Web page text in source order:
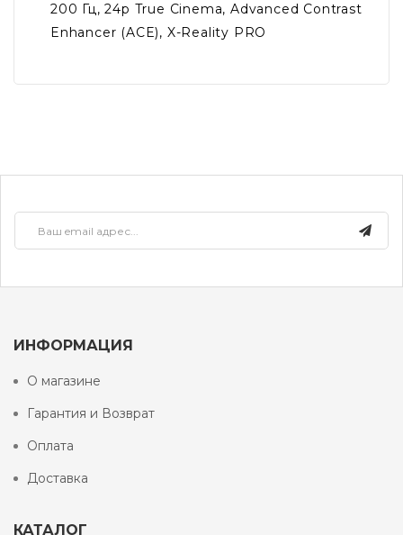
200 Гц, 24p True Cinema, Advanced Contrast
Enhancer (ACE), X-Reality PRO
ИНФОРМАЦИЯ
О магазине
Гарантия и Возврат
Оплата
Доставка
КАТАЛОГ